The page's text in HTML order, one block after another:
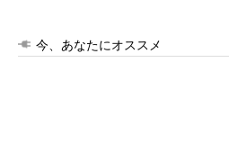
今、あなたにオススメ